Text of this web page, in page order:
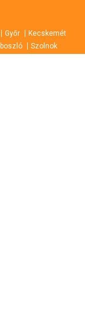
Győr
Kecskemét
Szolnok